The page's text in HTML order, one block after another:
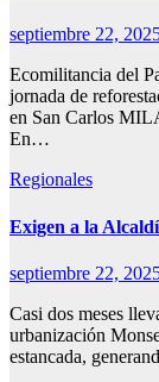
septiembre 22,
Ecomilitancia del
jornada de
en San Carlos
En…
Regionales
Exigen a la
septiembre 22,
Casi dos meses
urbanización
estancada,